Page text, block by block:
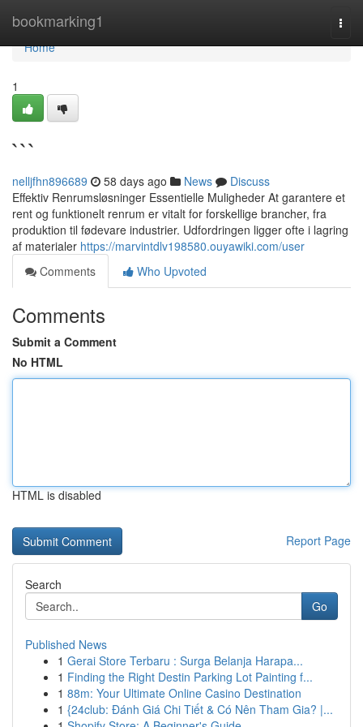
bookmarking1
Home
Home
1
```
nelljfhn896689 58 days ago News
Discuss
Effektiv Renrumsløsninger Essentielle Muligheder At garantere et
rent og funktionelt renrum er vitalt for forskellige brancher, fra
produktion til fødevare industrier. Udfordringen ligger ofte i lagring
af materialer https://marvintdlv198580.ouyawiki.com/user
Comments
Who Upvoted
Comments
Submit a Comment
No HTML
HTML is disabled
Report Page
Search
Go
Published News
1 Gerai Store Terbaru : Surga Belanja Harapa...
1 Finding the Right Destin Parking Lot Painting f...
1 88m: Your Ultimate Online Casino Destination
1 {24club: Đánh Giá Chi Tiết & Có Nên Tham Gia? |...